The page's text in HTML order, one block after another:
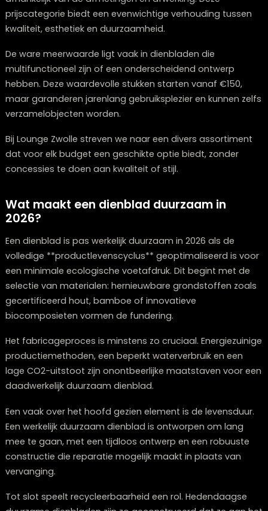
De ontwikkelingen op het gebied van dienbladen in
vernieuwing** als kernwaarden hanteren.
erkende namen als Patricia Urquiola en Piet Boon
invloedrijk met hun minimalistische doch expressieve
op alledaagse voorwerpen.
Nederlandse ontwerpers dragen significant bij aan
innovaties. Studio Piet Hein Eek loopt voorop met
dienbladen van gerecyclede materialen, terwijl Marcel
moderne creaties.
experimenten met kleur en transparantie, wat
dienbladen die haast als autonome kunstwerken in
interieur fungeren.
Bij Lounge Zwolle vind je dienbladen die geïnspireerd
deze designtrends, met zorg uitgekozen om je een
collectie te presenteren die zowel eigentijds als
Wat kun je verwachten van dienblad
in 2026?
De prijsfluctuaties van dienbladen in 2026 kenmerken
door een grotere variatie tussen de diverse
**Milieuvriendelijke productie** en geavanceerde
materialen stuwen de kosten in het middensegment
zorgen voor betaalbaardere keuzes in het